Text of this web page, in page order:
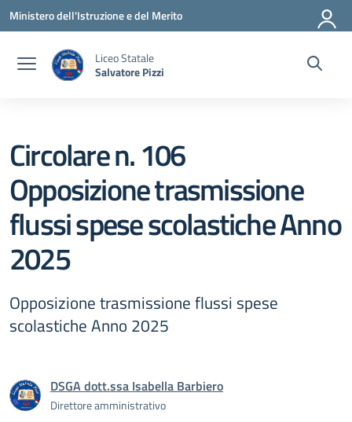
Vai ai contenuti
Vai al menu di navigazione
Vai al footer
Ministero dell'Istruzione e del Merito
Liceo Statale
Salvatore Pizzi
Circolare n. 106
Opposizione trasmissione
flussi spese scolastiche Anno
2025
Opposizione trasmissione flussi spese
scolastiche Anno 2025
DSGA dott.ssa Isabella Barbiero
Direttore amministrativo